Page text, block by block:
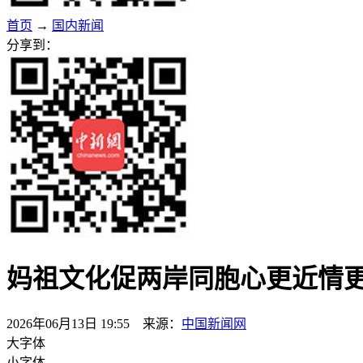
首页 → 国内新闻
分享到：
妈祖文化促两岸同胞心更近情
2026年06月13日 19:55 来源： 中国新闻网
大字体